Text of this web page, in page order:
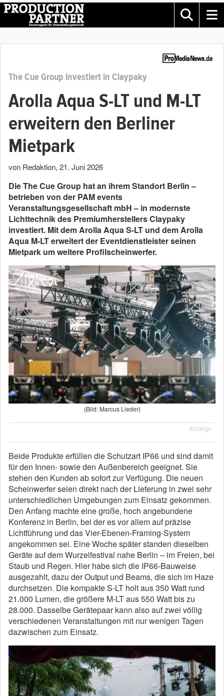
The Cue Group investiert in Claypaky
Arolla Aqua S-LT und M-LT
erweitern den Berliner
Mietpark
von Redaktion, 21. Juni 2026
Die The Cue Group hat an ihrem Standort Berlin –
betrieben von der PAM events
Veranstaltungsgesellschaft mbH – in modernste
Lichttechnik des Premiumherstellers Claypaky
investiert. Mit dem Arolla Aqua S-LT und dem Arolla
Aqua M-LT erweitert der Eventdienstleister seinen
Mietpark um weitere Profilscheinwerfer.
(Bild: Marcus Lieder)
Anzeige
Beide Produkte erfüllen die Schutzart IP66 und sind damit
für den Innen- sowie den Außenbereich geeignet. Sie
stehen den Kunden ab sofort zur Verfügung. Die neuen
Scheinwerfer seien direkt nach der Lieferung in zwei sehr
unterschiedlichen Umgebungen zum Einsatz gekommen.
Den Anfang machte eine große, hoch angebundene
Konferenz in Berlin, bei der es vor allem auf präzise
Lichtführung und das Vier-Ebenen-Framing-System
angekommen sei. Eine Woche später standen dieselben
Geräte auf dem Wurzelfestival nahe Berlin – im Freien, bei
Staub und Regen. Hier habe sich die IP66-Bauweise
ausgezahlt, dazu der Output und Beams, die sich im Haze
durchsetzen. Die kompakte S-LT holt aus 350 Watt rund
21.000 Lumen, die größere M-LT aus 550 Watt bis zu
28.000. Dasselbe Gerätepaar kann also auf zwei völlig
verschiedenen Veranstaltungen mit nur wenigen Tagen
dazwischen zum Einsatz.